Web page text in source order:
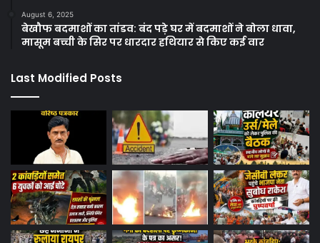
August 6, 2025
बेखौफ बदमाशों का तांडव: बंद पड़े घर में बदमाशों ने बोला धावा,
मासूम बच्ची के सिर पर धारदार हथियार से किए कई वार
Last Modified Posts